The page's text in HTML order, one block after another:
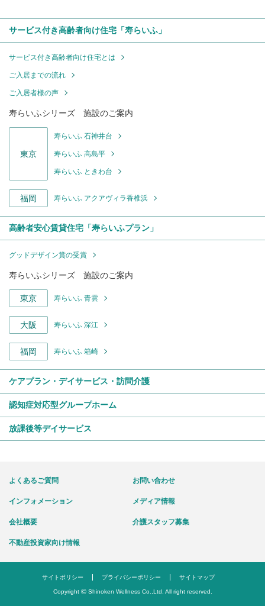
サービス付き高齢者向け住宅「寿らいふ」
サービス付き高齢者向け住宅とは
ご入居までの流れ
ご入居者様の声
寿らいふシリーズ 施設のご案内
東京
寿らいふ 石神井台
寿らいふ 高島平
寿らいふ ときわ台
福岡 寿らいふ アクアヴィラ香椎浜
高齢者安心賃貸住宅「寿らいふプラン」
グッドデザイン賞の受賞
寿らいふシリーズ 施設のご案内
東京 寿らいふ 青雲
大阪 寿らいふ 深江
福岡 寿らいふ 箱崎
ケアプラン・デイサービス・訪問介護
認知症対応型グループホーム
放課後等デイサービス
よくあるご質問 お問い合わせ
インフォメーション メディア情報
会社概要 介護スタッフ募集
不動産投資家向け情報
サイトポリシー プライバシーポリシー サイトマップ
Copyright ©Shinoken Wellness Co.,Ltd. All right reserved.